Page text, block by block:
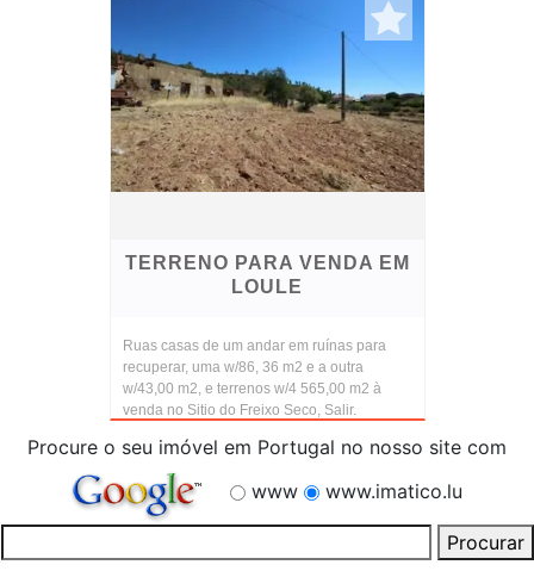
TERRENO PARA VENDA EM
LOULE
Ruas casas de um andar em ruínas para
recuperar, uma w/86, 36 m2 e a outra
w/43,00 m2, e terrenos w/4 565,00 m2 à
venda no Sitio do Freixo Seco, Salir.
Procure o seu imóvel em Portugal no nosso site com
www
www.imatico.lu